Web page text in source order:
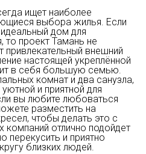
ищет наиболее
выбора жилья. Если
дом для
то проект Тамань не
привлекательный внешний
настоящей укреплённой
в себя большую семью.
комнат и два санузла,
и приятной для
вы любите любоваться
разместить на
чтобы делать это с
отлично подойдет
перекусить и приятно
близких людей.